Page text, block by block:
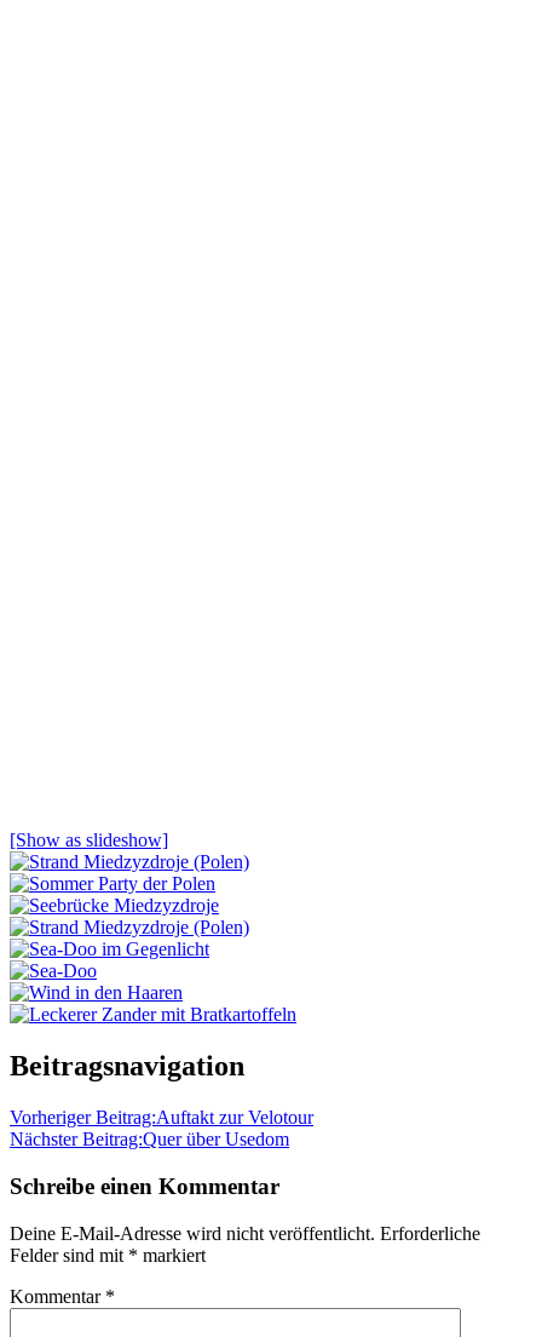
[Show as slideshow]
MisdroyOstseeWolin
Beitragsnavigation
Vorheriger Beitrag:Auftakt zur Velotour
Nächster Beitrag:Quer über Usedom
Schreibe einen Kommentar
Deine E-Mail-Adresse wird nicht veröffentlicht. Erforderliche
Felder sind mit * markiert
Kommentar *